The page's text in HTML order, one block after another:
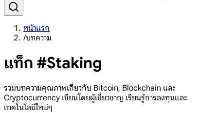
หน้าแรก
/บทความ
แท็ก #Staking
รวมบทความคุณภาพเกี่ยวกับ Bitcoin, Blockchain และ
Cryptocurrency เขียนโดยผู้เชี่ยวชาญ เรียนรู้การลงทุนและ
เทคโนโลยีใหม่ๆ